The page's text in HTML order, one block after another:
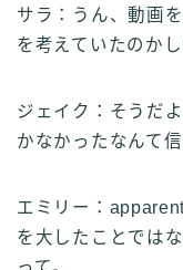
サラ：うん、動画
を考えていたのかし
ジェイク：そうだ
かなかったなんて信
エミリー：
を大したことでは